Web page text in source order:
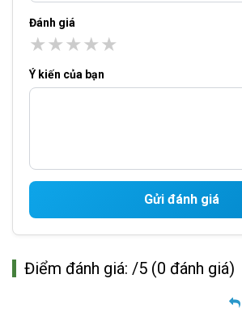
Đánh giá
★★★★★
Ý kiến của bạn
Gửi đánh giá
Điểm đánh giá: /5 (0 đánh giá)